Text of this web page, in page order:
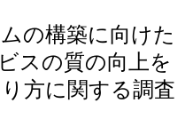
の構築に向けた
スの質の向上を
方に関する調査